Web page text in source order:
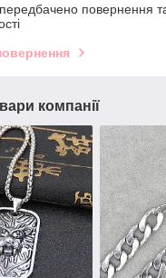
повернення
компанії